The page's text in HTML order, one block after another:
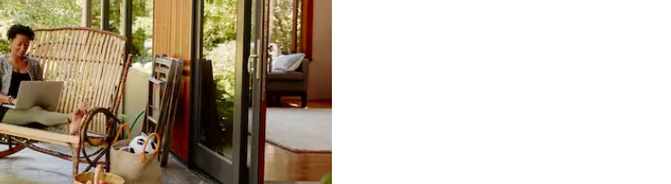
pour les parcourir ou en appuyant et en faisant glisser.